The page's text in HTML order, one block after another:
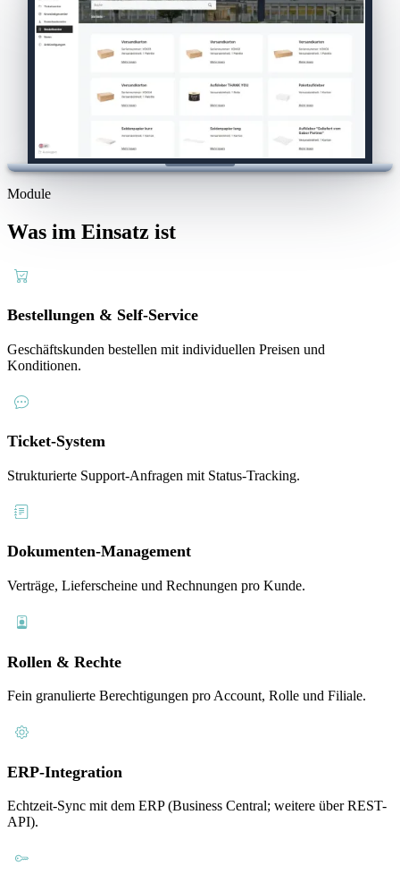
Module
Was im Einsatz ist
Bestellungen & Self-Service
Geschäftskunden bestellen mit individuellen Preisen und
Konditionen.
Ticket-System
Strukturierte Support-Anfragen mit Status-Tracking.
Dokumenten-Management
Verträge, Lieferscheine und Rechnungen pro Kunde.
Rollen & Rechte
Fein granulierte Berechtigungen pro Account, Rolle und Filiale.
ERP-Integration
Echtzeit-Sync mit dem ERP (Business Central; weitere über REST-
API).